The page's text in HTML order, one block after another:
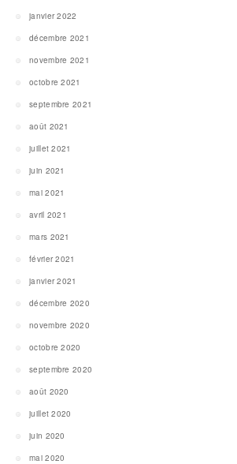
janvier 2022
décembre 2021
novembre 2021
octobre 2021
septembre 2021
août 2021
juillet 2021
juin 2021
mai 2021
avril 2021
mars 2021
février 2021
janvier 2021
décembre 2020
novembre 2020
octobre 2020
septembre 2020
août 2020
juillet 2020
juin 2020
mai 2020